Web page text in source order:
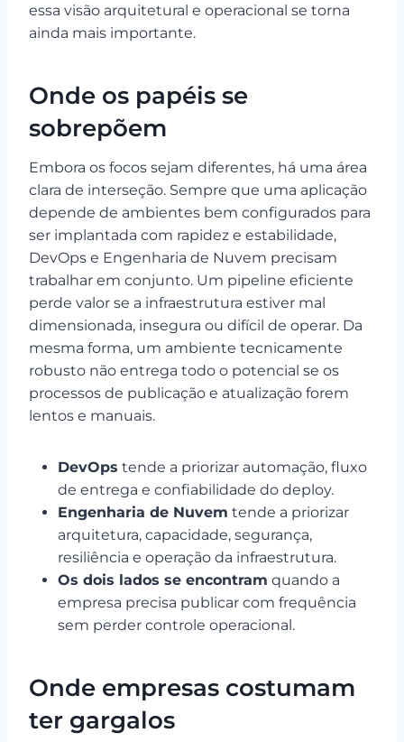
essa visão arquitetural e operacional se torna
ainda mais importante.
Onde os papéis se
sobrepõem
Embora os focos sejam diferentes, há uma área
clara de interseção. Sempre que uma aplicação
depende de ambientes bem configurados para
ser implantada com rapidez e estabilidade,
DevOps e Engenharia de Nuvem precisam
trabalhar em conjunto. Um pipeline eficiente
perde valor se a infraestrutura estiver mal
dimensionada, insegura ou difícil de operar. Da
mesma forma, um ambiente tecnicamente
robusto não entrega todo o potencial se os
processos de publicação e atualização forem
lentos e manuais.
DevOps tende a priorizar automação, fluxo
de entrega e confiabilidade do deploy.
Engenharia de Nuvem tende a priorizar
arquitetura, capacidade, segurança,
resiliência e operação da infraestrutura.
Os dois lados se encontram quando a
empresa precisa publicar com frequência
sem perder controle operacional.
Onde empresas costumam
ter gargalos